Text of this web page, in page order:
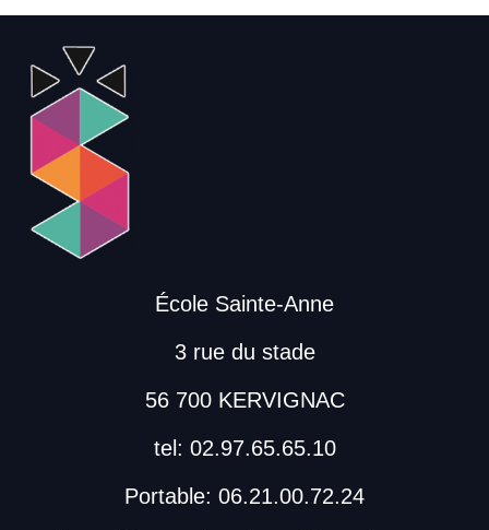
École Sainte-Anne
3 rue du stade
56 700 KERVIGNAC
tel: 02.97.65.65.10
Portable: 06.21.00.72.24